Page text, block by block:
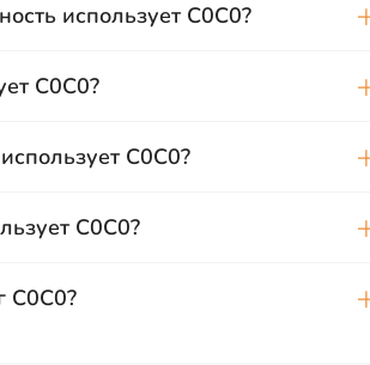
использует C0C0?
C0C0?
C0C0?
C0C0?
C0C0?